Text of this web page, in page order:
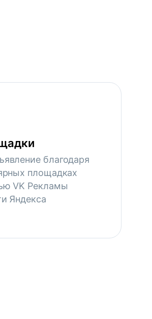
благодаря
площадках
VK Рекламы
Яндекса